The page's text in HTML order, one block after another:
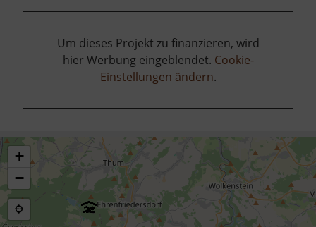
Um dieses Projekt zu finanzieren, wird
hier Werbung eingeblendet. Cookie-
Einstellungen ändern.
+
−